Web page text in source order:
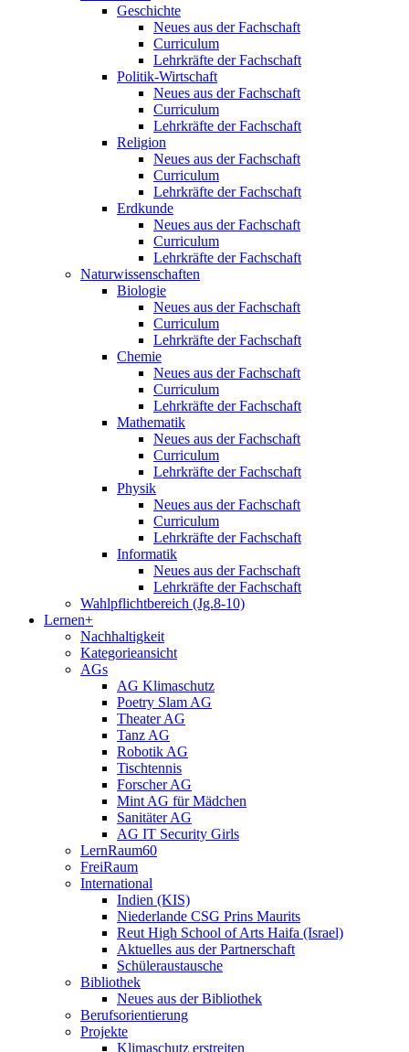
Geschichte
Neues aus der Fachschaft
Curriculum
Lehrkräfte der Fachschaft
Politik-Wirtschaft
Neues aus der Fachschaft
Curriculum
Lehrkräfte der Fachschaft
Religion
Neues aus der Fachschaft
Curriculum
Lehrkräfte der Fachschaft
Erdkunde
Neues aus der Fachschaft
Curriculum
Lehrkräfte der Fachschaft
Naturwissenschaften
Biologie
Neues aus der Fachschaft
Curriculum
Lehrkräfte der Fachschaft
Chemie
Neues aus der Fachschaft
Curriculum
Lehrkräfte der Fachschaft
Mathematik
Neues aus der Fachschaft
Curriculum
Lehrkräfte der Fachschaft
Physik
Neues aus der Fachschaft
Curriculum
Lehrkräfte der Fachschaft
Informatik
Neues aus der Fachschaft
Lehrkräfte der Fachschaft
Wahlpflichtbereich (Jg.8-10)
Lernen+
Nachhaltigkeit
Kategorieansicht
AGs
AG Klimaschutz
Poetry Slam AG
Theater AG
Tanz AG
Robotik AG
Tischtennis
Forscher AG
Mint AG für Mädchen
Sanitäter AG
AG IT Security Girls
LernRaum60
FreiRaum
International
Indien (KIS)
Niederlande CSG Prins Maurits
Reut High School of Arts Haifa (Israel)
Aktuelles aus der Partnerschaft
Schüleraustausche
Bibliothek
Neues aus der Bibliothek
Berufsorientierung
Projekte
Klimaschutz erstreiten